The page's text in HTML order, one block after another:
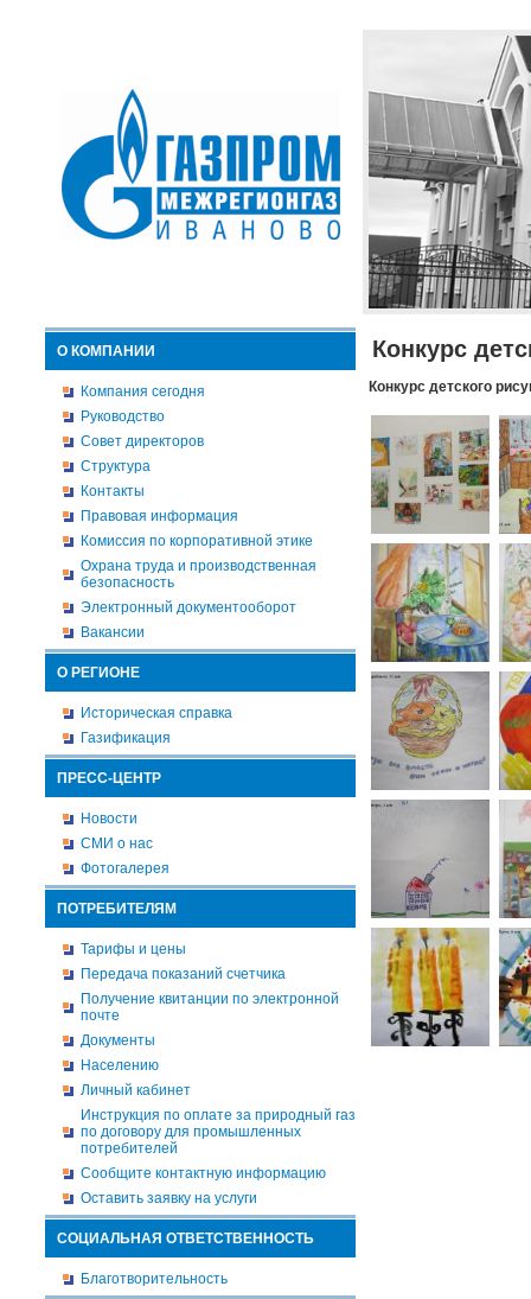
О КОМПАНИИ
Компания сегодня
Руководство
Совет директоров
Структура
Контакты
Правовая информация
Комиссия по корпоративной этике
Охрана труда и производственная
безопасность
Электронный документооборот
Вакансии
О РЕГИОНЕ
Историческая справка
Газификация
ПРЕСС-ЦЕНТР
Новости
СМИ о нас
Фотогалерея
ПОТРЕБИТЕЛЯМ
Тарифы и цены
Передача показаний счетчика
Получение квитанции по электронной
почте
Документы
Населению
Личный кабинет
Инструкция по оплате за природный газ
по договору для промышленных
потребителей
Сообщите контактную информацию
Оставить заявку на услуги
СОЦИАЛЬНАЯ ОТВЕТСТВЕННОСТЬ
Благотворительность
Конкурс
Конкурс детского